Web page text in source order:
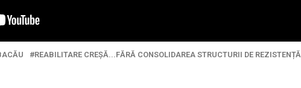
REABILITARE CREȘĂ...FĂRĂ CONSOLIDAREA STRUCTURII DE REZISTENȚĂ